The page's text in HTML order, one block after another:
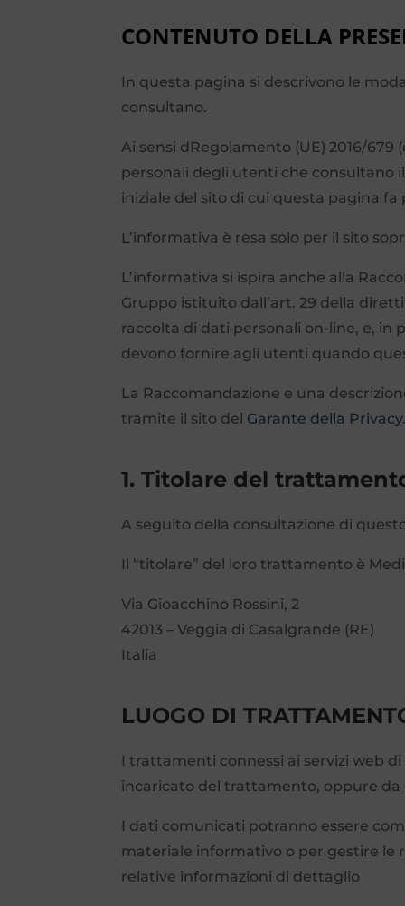
CONTENUTO DELLA
In questa pagina si descrivono le
consultano.
Ai sensi dRegolamento (UE) 2016/
personali degli utenti che consultano
iniziale del sito di cui questa pagina fa
L’informativa è resa solo per il sito
L’informativa si ispira anche alla
Gruppo istituito dall’art. 29 della
raccolta di dati personali on-line, e,
devono fornire agli utenti quando
La Raccomandazione e una
tramite il sito del Garante della Privacy.
1. Titolare del
A seguito della consultazione di
Il “titolare” del loro trattamento è
Via Gioacchino Rossini, 2
42013 – Veggia di Casalgrande (RE)
Italia
LUOGO DI
I trattamenti connessi ai servizi web
incaricato del trattamento, oppure da
I dati comunicati potranno essere
materiale informativo o per gestire le
relative informazioni di dettaglio